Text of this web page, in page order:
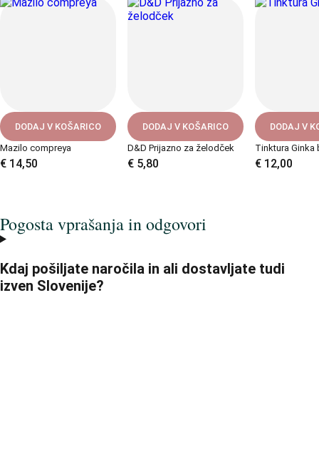
DODAJ V KOŠARICO
Mazilo compreya
€ 14,50
DODAJ V KOŠARICO
D&D Prijazno za želodček
€ 5,80
DODAJ V
Tinktura Ginka
€ 12,00
Pogosta vprašanja in odgovori
Kdaj pošiljate naročila in ali dostavljate tudi
izven Slovenije?